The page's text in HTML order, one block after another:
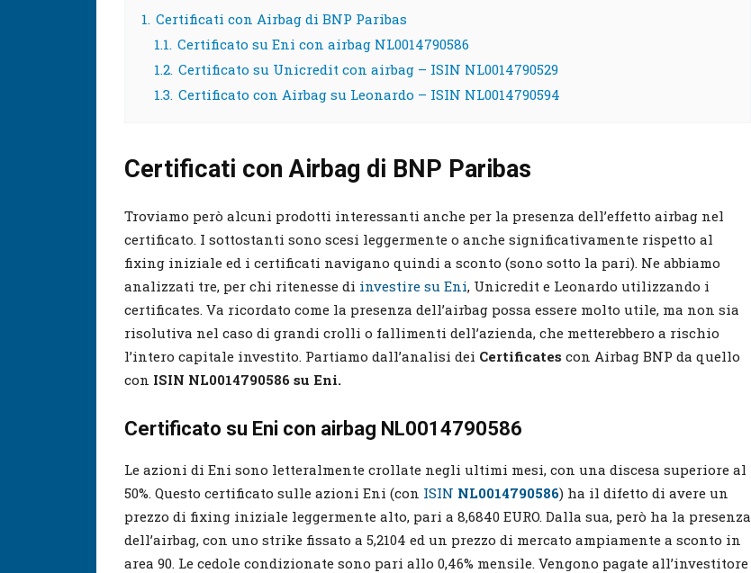
1. Certificati con Airbag di BNP Paribas
1.1. Certificato su Eni con airbag NL0014790586
1.2. Certificato su Unicredit con airbag – ISIN NL0014790529
1.3. Certificato con Airbag su Leonardo – ISIN NL0014790594
Certificati con Airbag di BNP Paribas
Troviamo però alcuni prodotti interessanti anche per la presenza dell’effetto airbag nel
certificato. I sottostanti sono scesi leggermente o anche significativamente rispetto al
fixing iniziale ed i certificati navigano quindi a sconto (sono sotto la pari). Ne abbiamo
analizzati tre, per chi ritenesse di investire su Eni, Unicredit e Leonardo utilizzando i
certificates. Va ricordato come la presenza dell’airbag possa essere molto utile, ma non sia
risolutiva nel caso di grandi crolli o fallimenti dell’azienda, che metterebbero a rischio
l’intero capitale investito. Partiamo dall’analisi dei Certificates con Airbag BNP da quello
con ISIN NL0014790586 su Eni.
Certificato su Eni con airbag NL0014790586
Le azioni di Eni sono letteralmente crollate negli ultimi mesi, con una discesa superiore al
50%. Questo certificato sulle azioni Eni (con ISIN NL0014790586) ha il difetto di avere un
prezzo di fixing iniziale leggermente alto, pari a 8,6840 EURO. Dalla sua, però ha la presenza
dell’airbag, con uno strike fissato a 5,2104 ed un prezzo di mercato ampiamente a sconto in
area 90. Le cedole condizionate sono pari allo 0,46% mensile. Vengono pagate all’investitore